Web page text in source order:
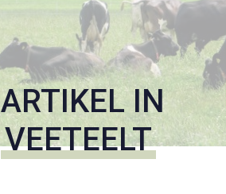
ARTIKEL IN
VEETEELT